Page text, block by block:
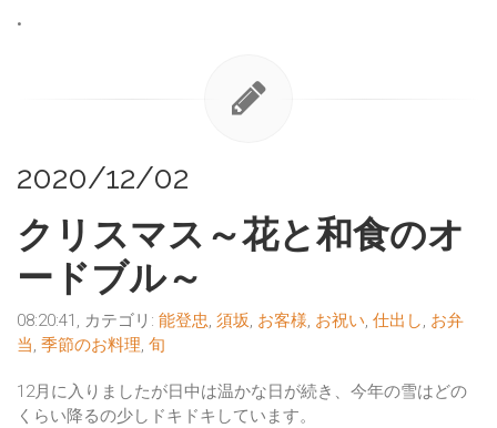
•
2020/12/02
クリスマス～花と和食のオ
ードブル～
08:20:41, カテゴリ: 能登忠, 須坂, お客様, お祝い, 仕出し, お弁
当, 季節のお料理, 旬
12月に入りましたが日中は温かな日が続き、今年の雪はどの
くらい降るの少しドキドキしています。